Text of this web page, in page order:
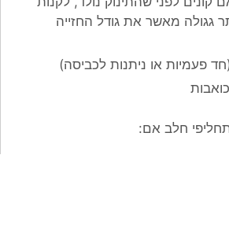
גגולה מאשר את גודל החזייה
פעמיות או ניתנות לכביסה)
חלב אם: